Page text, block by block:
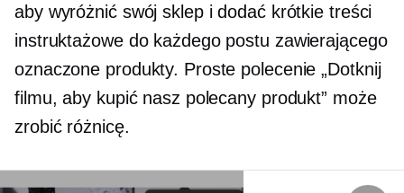
aby wyróżnić swój sklep i dodać krótkie treści
instruktażowe do każdego postu zawierającego
oznaczone produkty. Proste polecenie „Dotknij
filmu, aby kupić nasz polecany produkt” może
zrobić różnicę.